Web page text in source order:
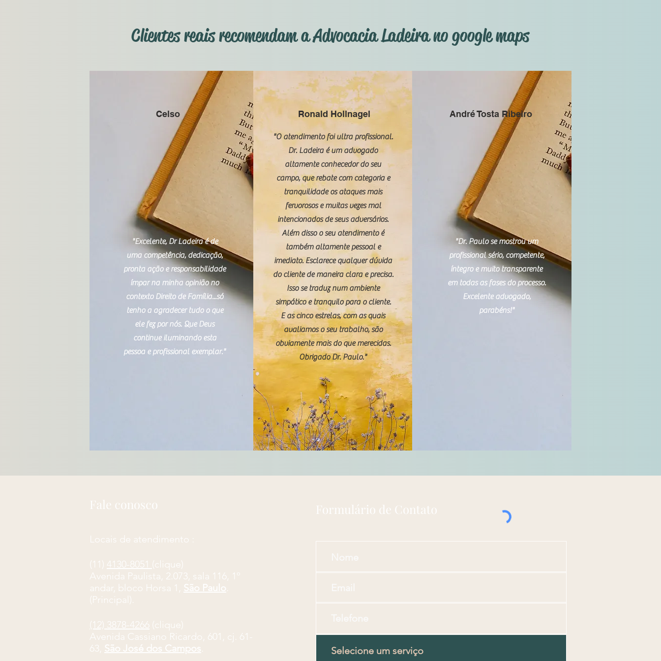
Clientes reais recomendam a Advocacia Ladeira no google maps
Celso
"Excelente, Dr Ladeira é de
uma competência, dedicação,
pronta ação e responsabilidade
ímpar na minha opinião no
contexto Direito de Família...só
tenho a agradecer tudo o que
ele fez por nós. Que Deus
continue iluminando esta
pessoa e profissional exemplar."
Ronald Hollnagel
"O atendimento foi ultra profissional.
Dr. Ladeira é um advogado
altamente conhecedor do seu
campo, que rebate com categoria e
tranquilidade os ataques mais
fervorosos e muitas vezes mal
intencionados de seus adversários.
Além disso o seu atendimento é
também altamente pessoal e
imediato. Esclarece qualquer dúvida
do cliente de maneira clara e precisa.
Isso se traduz num ambiente
simpático e tranquilo para o cliente.
E as cinco estrelas, com as quais
avaliamos o seu trabalho, são
obviamente mais do que merecidas.
Obrigado Dr. Paulo."
André Tosta Ribeiro
"Dr. Paulo se mostrou um
profissional sério, competente,
íntegro e muito transparente
em todas as fases do processo.
Excelente advogado,
parabéns!"
Fale conosco
Locais de atendimento :
(11) 4130-8051 (clique)
​Avenida Paulista, 2.073, sala 116, 1º
andar, bloco Horsa 1, São Paulo.
(Principal).
(12) 3878-4266 (clique)
Avenida Cassiano Ricardo, 601, cj. 61-
63, São José dos Campos.
Formulário de Contato